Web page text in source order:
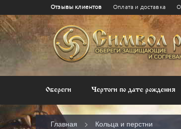
Отзывы клиентов Оплата и доставка
Обереги Чертоги по дате рождения
Чертог Волка - 25 февраля – 22
марта
Главная Кольца и перстни